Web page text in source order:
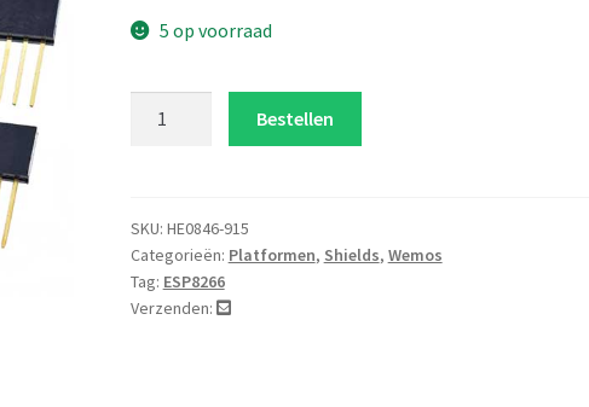
5 op voorraad
aantal
Bestellen
SKU: HE0846-915
Categorieën: Platformen, Shields, Wemos
Tag: ESP8266
Verzenden: